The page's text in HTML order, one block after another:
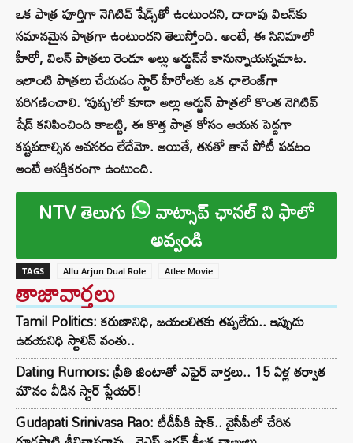
ఒక పాత్ర పూర్తిగా నెగిటివ్ షేడ్స్‌తో ఉంటుందని, దాదాపు విలన్‌కు
సమానమైన పాత్రగా ఉంటుందని తెలుస్తోంది. అంటే, ఈ సినిమాలో
హీరో, విలన్ పాత్రలు రెండూ అల్లు అర్జున్‌నే కానున్నాయన్నమాట.
ఇలాంటి పాత్రలు చేయడం స్టార్ హీరోలకు ఒక ఛాలెంజ్‌గా
పరిగణించాలి. ‘పుష్ప’లో కూడా అల్లు అర్జున్ పాత్రలో కొంత నెగిటివ్
షేడ్ కనిపించింది కాబట్టి, ఈ కొత్త పాత్ర కోసం ఆయన పెద్దగా
కష్టపడాల్సిన అవసరం లేదేమో. అయితే, తనతో తానే పోటీ పడటం
అంటే ఆసక్తికరంగా ఉంటుంది.
NTV తెలుగు వాట్సాప్ ఛానల్ ని ఫాలో
అవ్వండి
TAGS Allu Arjun Dual Role Atlee Movie
తాజావార్తలు
Tamil Politics: కరుణానిధి, జయలలితకు తప్పలేదు.. ఇప్పుడు
ఉదయనిధి స్టాలిన్ వంతు..
Dating Rumors: ప్రీతి జింటాతో ఎఫైర్ వార్తలు.. 15 ఏళ్ల తర్వాత
మౌనం వీడిన స్టార్ ప్లేయర్!
Gudapati Srinivasa Rao: టీడీపీకి షాక్‌.. వైసీపీలో చేరిన